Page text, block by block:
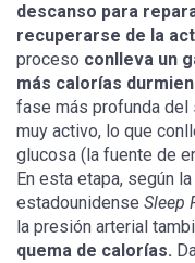
descanso para
recuperarse de la
proceso conlleva un
más calorías
fase más profunda del
muy activo, lo que
glucosa (la fuente de
En esta etapa, según
estadounidense Sleep
la presión arterial
quema de calorías.